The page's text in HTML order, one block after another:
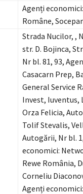
Agenți
Române,
Strada Nucilor, ,
str. D. Bojinca,
Nr bl. 81, 93,
Casacarn Prep,
General Service
Invest, Iuventus,
Orza Felicia,
Tolif Stevalis,
Autogării, Nr bl.
economici:
Rewe România,
Corneliu
Agenți